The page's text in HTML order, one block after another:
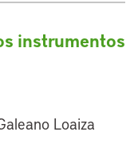
instrumentos
Loaiza